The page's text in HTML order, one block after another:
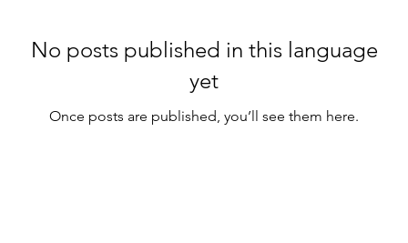
No posts published in this language
yet
Once posts are published, you’ll see them here.